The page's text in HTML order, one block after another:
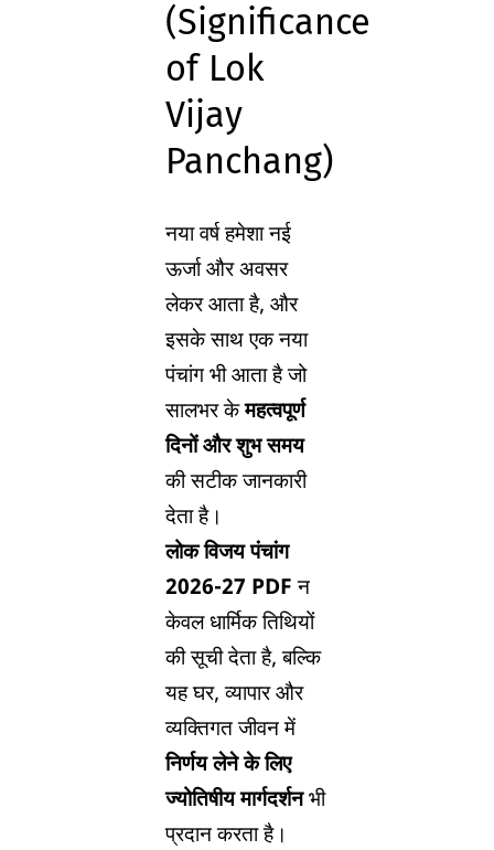
(Significance
of Lok
Vijay
Panchang)
नया वर्ष हमेशा नई
ऊर्जा और अवसर
लेकर आता है, और
इसके साथ एक नया
पंचांग भी आता है जो
सालभर केमहत्वपूर्ण
दिनों और शुभ समय
की सटीक जानकारी
देता है।
लोक विजय पंचांग
2026-27 PDFन
केवल धार्मिक तिथियों
की सूची देता है, बल्कि
यह घर, व्यापार और
व्यक्तिगत जीवन में
निर्णय लेने के लिए
ज्योतिषीय मार्गदर्शनभी
प्रदान करता है।